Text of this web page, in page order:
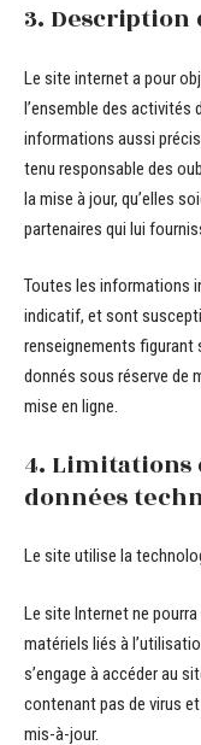
3. Description
Le site internet a pour
l’ensemble des activités
informations aussi
tenu responsable des
la mise à jour, qu’elles
partenaires qui lui
Toutes les informations
indicatif, et sont
renseignements
donnés sous réserve de
mise en ligne.
4. Limitations
données
Le site utilise la
Le site Internet ne
matériels liés à
s’engage à accéder au
contenant pas de virus
mis-à-jour.